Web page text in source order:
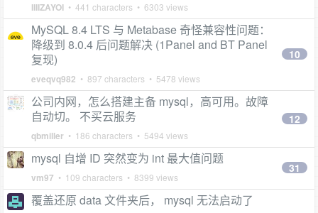
IIIIZAYOI • 441 characters • 6303 views
MySQL 8.4 LTS 与 Metabase 奇怪兼容性问题：
降级到 8.0.4 后问题解决 (1Panel and BT Panel
复现)
eveqvq982 • 897 characters • 5478 views
10
公司内网，怎么搭建主备 mysql，高可用。故障
自动切。 不买云服务
qbmiller • 186 characters • 5494 views
12
mysql 自增 ID 突然变为 int 最大值问题
vm97 • 109 characters • 8399 views
31
覆盖还原 data 文件夹后， mysql 无法启动了